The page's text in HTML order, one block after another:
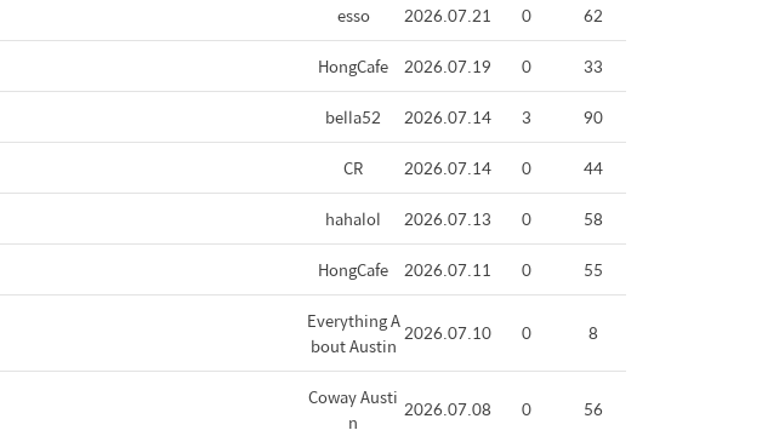
esso 2026.07.21 0
62
HongCafe 2026.07.19 0
33
bella52 2026.07.14 3
90
CR 2026.07.14 0
44
hahalol 2026.07.13 0
58
HongCafe 2026.07.11 0 55
Everything A
bout Austin
2026.07.10 0 8
Coway Austi
n
2026.07.08 0 56